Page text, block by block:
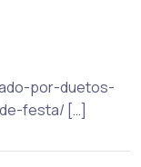
por-duetos-
festa/ […]